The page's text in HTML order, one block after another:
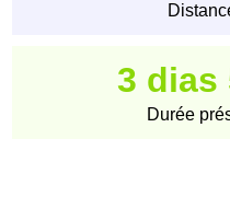
3 dias
Durée